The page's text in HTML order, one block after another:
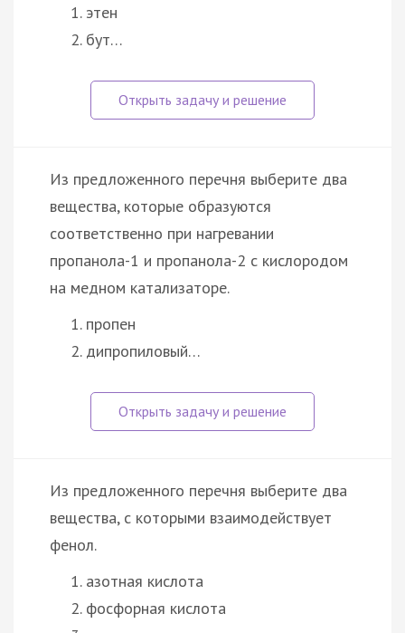
этен
бут…
Из предложенного перечня выберите два
вещества, которые образуются
соответственно при нагревании
пропанола-1 и пропанола-2 с кислородом
на медном катализаторе.
пропен
дипропиловый…
Из предложенного перечня выберите два
вещества, с которыми взаимодействует
фенол.
азотная кислота
фосфорная кислота